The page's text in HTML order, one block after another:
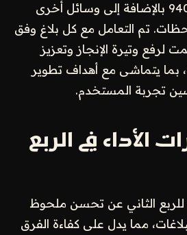
البلاغات الموحد رقم 940 بالإضافة إلى وسائل أخرى
تم التعامل مع كل بلاغ وفق
لرفع وتيرة الإنجاز وتعزيز
بما يتماشى مع أهداف تطوير
تجربة المستخدم.
الأداء في الربع
الثاني عن تحسن ملحوظ
مما يدل على كفاءة الفرق